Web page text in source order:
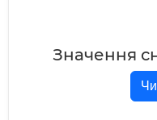
Значення